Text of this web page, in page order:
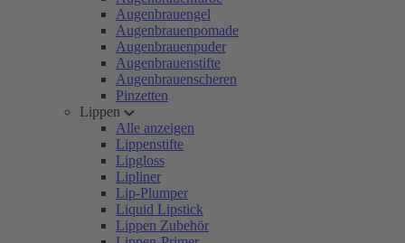
Augenbrauengel
Augenbrauenpomade
Augenbrauenpuder
Augenbrauenstifte
Augenbrauenscheren
Pinzetten
Lippen
Alle anzeigen
Lippenstifte
Lipgloss
Lipliner
Lip-Plumper
Liquid Lipstick
Lippen Zubehör